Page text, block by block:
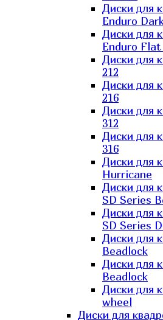
Диски для
Enduro
Диски для
Enduro
Диски для
212
Диски для
216
Диски для
312
Диски для
316
Диски для
Hurricane
Диски для
SD Series
Диски для
SD Series
Диски для
Beadlock
Диски для
Beadlock
Диски для
wheel
Диски для